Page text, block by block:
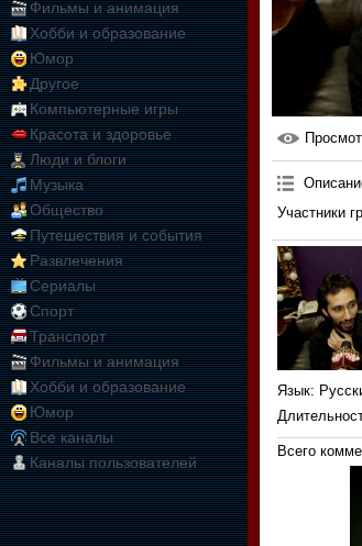
Фильмы и анимация
Хобби и образование
Юмор
Другое
Компьютерные игры
Красота и здоровье
Люди и блоги
Музыка
Общество
Путешествия и события
Развлечения
Сериалы
Спорт
Транспорт
Фильмы и анимация
Хобби и образование
Юмор
Все каналы
Каналы пользователей
Участники
Язык:
Всего